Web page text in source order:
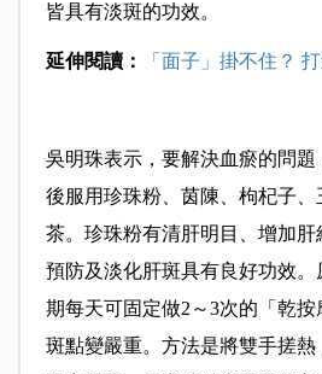
皆具有淡斑的功效。
延伸閱讀： 「面子」掛不住？
吳明珠表示，要解決血瘀的問題
後服用珍珠粉、茵陳、枸杞子、
茶。珍珠粉有清肝明目、增加
預防及淡化肝斑具有良好功效
期每天可固定做2～3次的「乾
斑點變嚴重。方法是將雙手搓